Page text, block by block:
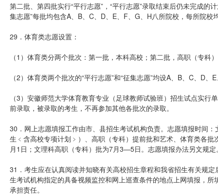
第二批、第四批实行“平行志愿”，“平行志愿”录取结束后仍未完成的
集志愿”每批均包含A、B、C、D、E、F、G、H八所院校，每所院校
29．体育类志愿设置：
（1）体育类分两个批次：第一批，本科高校；第二批，高职（专科
（2）体育类两个批次的“平行志愿”和“征集志愿”均设A、B、C、D
（3）安徽师范大学体育教育专业（足球教师试验班）招生试点实
前录取，被录取的考生，不再参加其他各批次的录取。
30．网上志愿填报工作由市、县招生考试机构负责。志愿填报时间
生﹤含高校专项计划﹥）、高职（专科）提前批和艺术、体育类各
月1日；文理科高职（专科）批为7月3—5日。志愿填报办法另文规定
31．考生应在认真阅读并知晓有关高校招生章程和我省招生有关规
生考试机构指定的具备视频监控和网上巡查条件的地点上网填报，
承担责任。